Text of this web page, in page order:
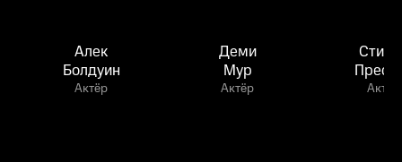
Алек
Болдуин
Актёр
Деми
Мур
Актёр Актёр